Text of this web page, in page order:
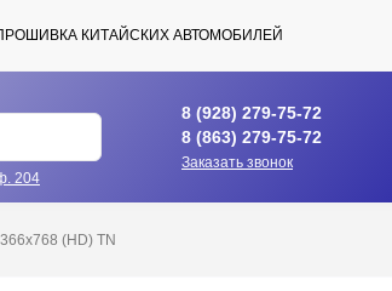
КИТАЙСКИХ АВТОМОБИЛЕЙ
204
8 (928) 279-75-72
8 (863) 279-75-72
Заказать звонок
(HD) TN